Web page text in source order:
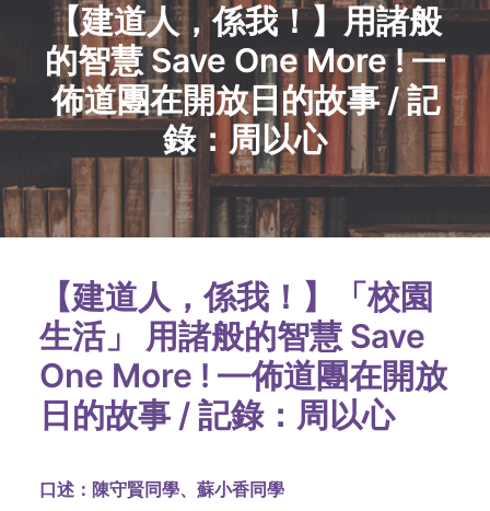
【建道人，係我！】用諸般
的智慧 Save One More ! —
佈道團在開放日的故事 / 記
錄：周以心
【建道人，係我！】「校園
生活」 用諸般的智慧 Save
One More ! —佈道團在開放
日的故事 / 記錄：周以心
口述：陳守賢同學、蘇小香同學